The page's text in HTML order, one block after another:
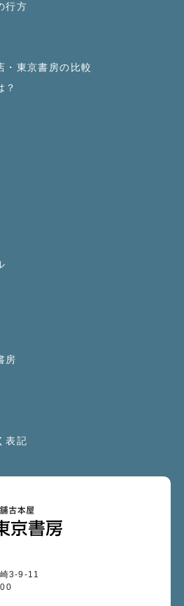
行方
・東京書房の比較
？
房
表記
3-9-11